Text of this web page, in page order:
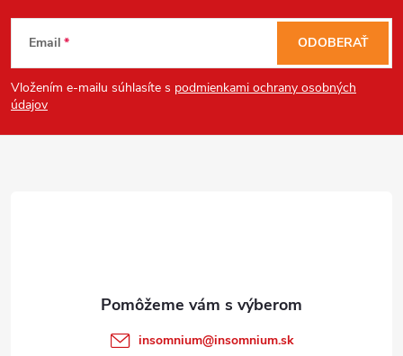
Z
á
p
Email
Vložením e-mailu súhlasíte s podmienkami ochrany osobných
údajov
ODOBERAŤ
insomnium@insomnium.sk